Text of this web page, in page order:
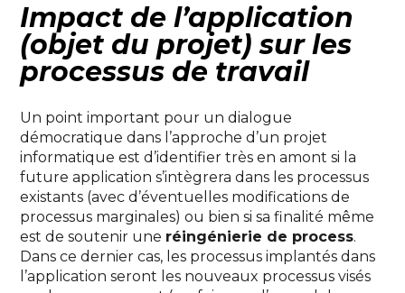
Impact de l’application
(objet du projet) sur les
processus de travail
Un point important pour un dialogue
démocratique dans l’approche d’un projet
informatique est d’identifier très en amont si la
future application s’intègrera dans les processus
existants (avec d’éventuelles modifications de
processus marginales) ou bien si sa finalité même
est de soutenir une réingénierie de process.
Dans ce dernier cas, les processus implantés dans
l’application seront les nouveaux processus visés